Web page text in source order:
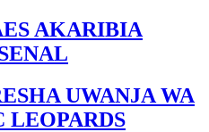
AKARIBIA
UWANJA WA
LEOPARDS